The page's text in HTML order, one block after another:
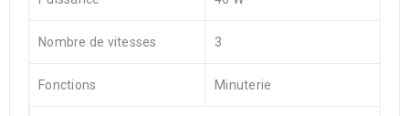
Nombre de vitesses 3
Fonctions Minuterie